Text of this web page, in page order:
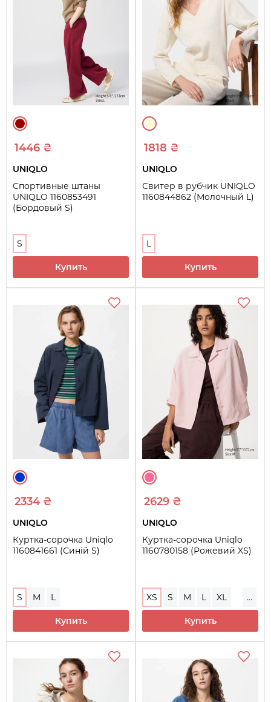
1446 ₴
UNIQLO
Спортивные штаны
UNIQLO 1160853491
(Бордовый S)
S
Купить
1818 ₴
UNIQLO
Свитер в рубчик UNIQLO
1160844862 (Молочный L)
L
Купить
2334 ₴
UNIQLO
Куртка-сорочка Uniqlo
1160841661 (Синій S)
S M L
Купить
2629 ₴
UNIQLO
Куртка-сорочка Uniqlo
1160780158 (Рожевий XS)
XS S M L
XL
...
Купить